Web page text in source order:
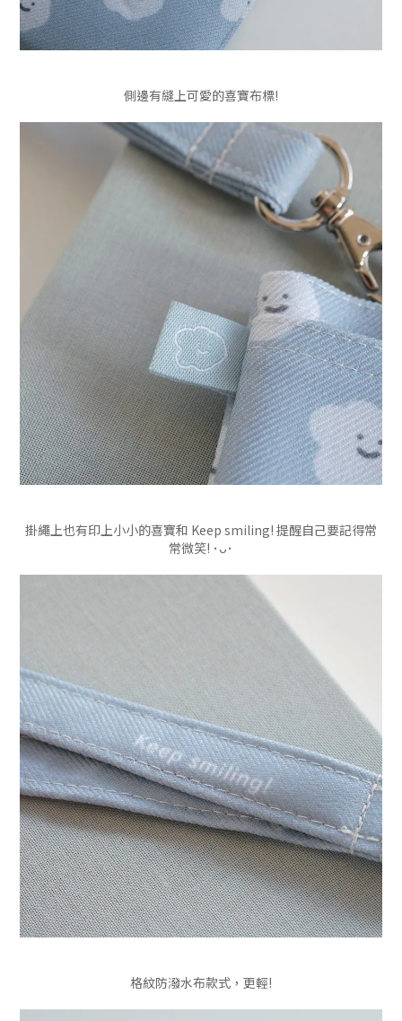
側邊有縫上可愛的喜寶布標!
掛繩上也有印上小小的喜寶和 Keep smiling! 提醒自己要記得常
常微笑! ･ᴗ･
格紋防潑水布款式，更輕!